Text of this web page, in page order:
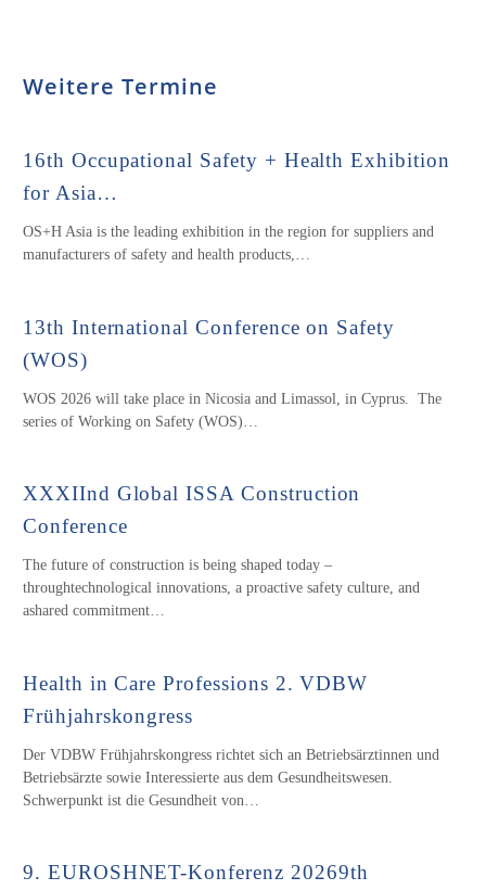
Weitere Termine
16th Occupational Safety + Health Exhibition
for Asia…
OS+H Asia is the leading exhibition in the region for suppliers and
manufacturers of safety and health products,…
13th International Conference on Safety
(WOS)
WOS 2026 will take place in Nicosia and Limassol, in Cyprus. The
series of Working on Safety (WOS)…
XXXIInd Global ISSA Construction
Conference
The future of construction is being shaped today –
throughtechnological innovations, a proactive safety culture, and
ashared commitment…
Health in Care Professions 2. VDBW
Frühjahrskongress
Der VDBW Frühjahrskongress richtet sich an Betriebsärztinnen und
Betriebsärzte sowie Interessierte aus dem Gesundheitswesen.
Schwerpunkt ist die Gesundheit von…
9. EUROSHNET-Konferenz 20269th